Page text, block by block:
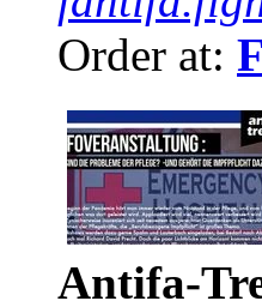
Order at:
Antifa-